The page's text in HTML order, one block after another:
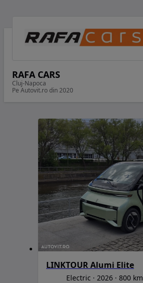
RAFA CARS
Cluj-Napoca
Pe Autovit.ro din 2020
LINKTOUR Alumi Elite
Electric 2026 800 km